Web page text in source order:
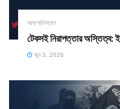
আফগানিস্তান
​টেকসই নিরাপত্তার অস্তিত্ব:
জুন 3, 2026